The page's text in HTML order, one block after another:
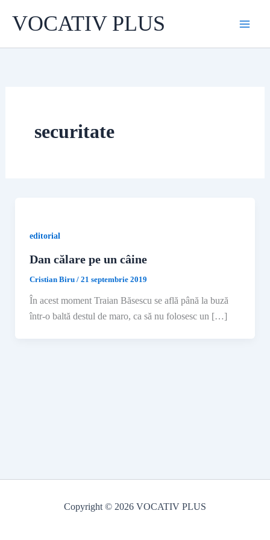
VOCATIV PLUS
securitate
editorial
Dan călare pe un câine
Cristian Biru / 21 septembrie 2019
În acest moment Traian Băsescu se află până la buză
într-o baltă destul de maro, ca să nu folosesc un […]
Copyright © 2026 VOCATIV PLUS